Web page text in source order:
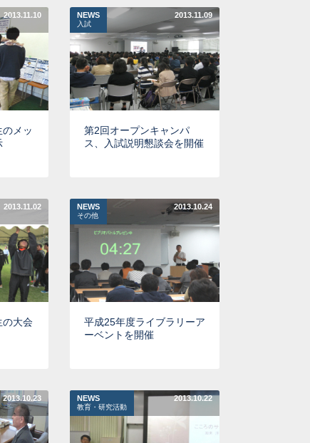
2013.11.10
メッ
NEWS
入試
2013.11.09
第2回オープンキャンパ
ス、入試説明懇談会を開催
2013.11.02
の大会
NEWS
その他
2013.10.24
平成25年度ライブラリーア
ーベントを開催
2013.10.23 NEWS
教育・研究活動
2013.10.22